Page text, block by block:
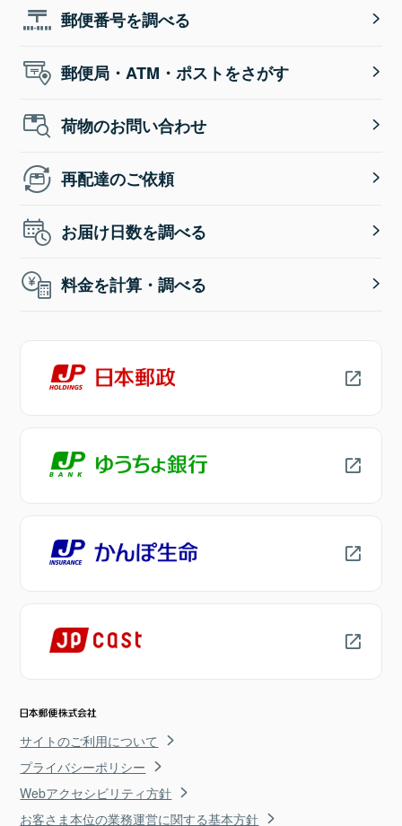
郵便番号を調べる
郵便局・ATM・ポストをさがす
荷物のお問い合わせ
再配達のご依頼
お届け日数を調べる
料金を計算・調べる
サイトのご利用について
プライバシーポリシー
Webアクセシビリティ方針
お客さま本位の業務運営に関する基本方針